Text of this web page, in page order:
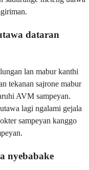
dataran
lan mabur kanthi
tekanan sajrone mabur
AVM sampeyan.
lagi ngalami gejala
sampeyan kanggo
nyebabake